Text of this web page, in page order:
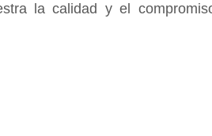
la calidad y el